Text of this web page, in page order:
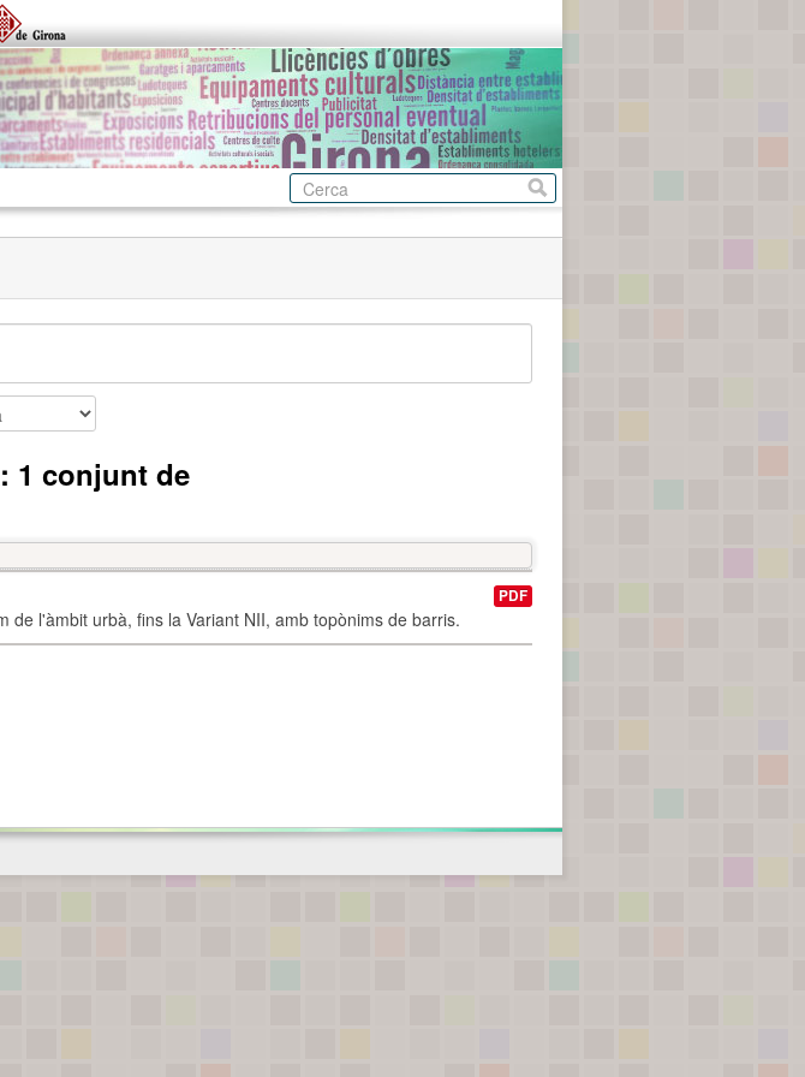
1 conjunt de
de l'àmbit urbà, fins la Variant NII, amb topònims de barris.
PDF